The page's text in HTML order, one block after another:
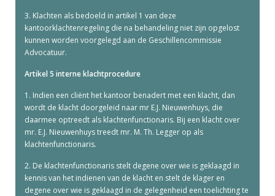
3. Klachten als bedoeld in artikel 1 van deze
kantoorklachtenregeling die na behandeling niet zijn opgelost
kunnen worden voorgelegd aan de Geschillencommissie
Advocatuur.
Artikel 5 interne klachtprocedure
1. Indien een cliënt het kantoor benadert met een klacht, dan
wordt de klacht doorgeleid naar mr E.J. Nieuwenhuys, die
daarmee optreedt als klachtenfunctionaris. Bij een klacht over
mr. E.J. Nieuwenhuys treedt mr. M. Th. Legger op als
klachtenfunctionaris.
2. De klachtenfunctionaris stelt degene over wie is geklaagd in
kennis van het indienen van de klacht en stelt de klager en
degene over wie is geklaagd in de gelegenheid een toelichting te